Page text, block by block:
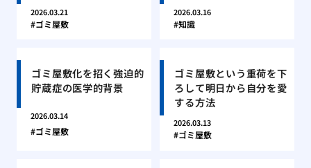
2026.03.21
ゴミ屋敷
2026.03.16
知識
ゴミ屋敷化を招く強迫的
貯蔵症の医学的背景
2026.03.14
ゴミ屋敷
ゴミ屋敷という重荷を下
ろして明日から自分を愛
する方法
2026.03.13
ゴミ屋敷